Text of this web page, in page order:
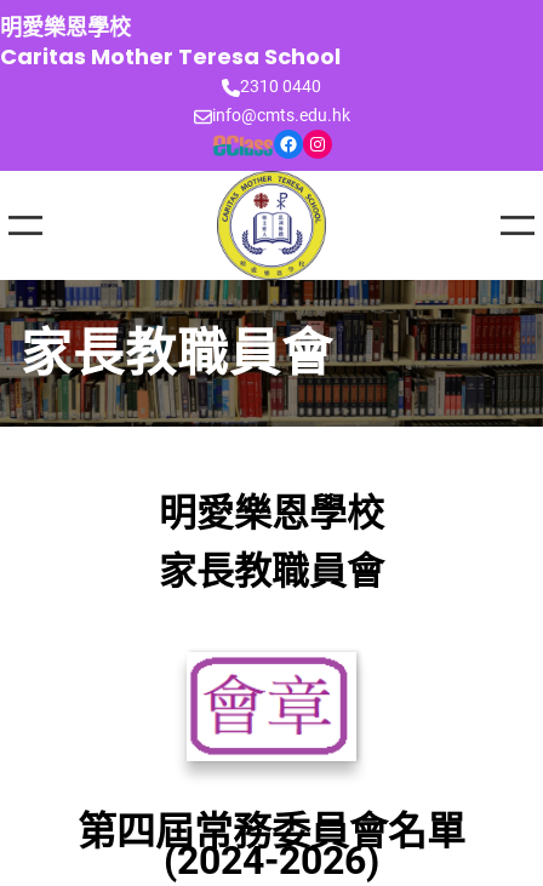
跳
至
主
明愛樂恩學校
Caritas Mother Teresa School
2310 0440
info@cmts.edu.hk
Facebook Instagram
家長教職員會
明愛樂恩學校
家長教職員會
第四屆常務委員會名單
(2024-2026)